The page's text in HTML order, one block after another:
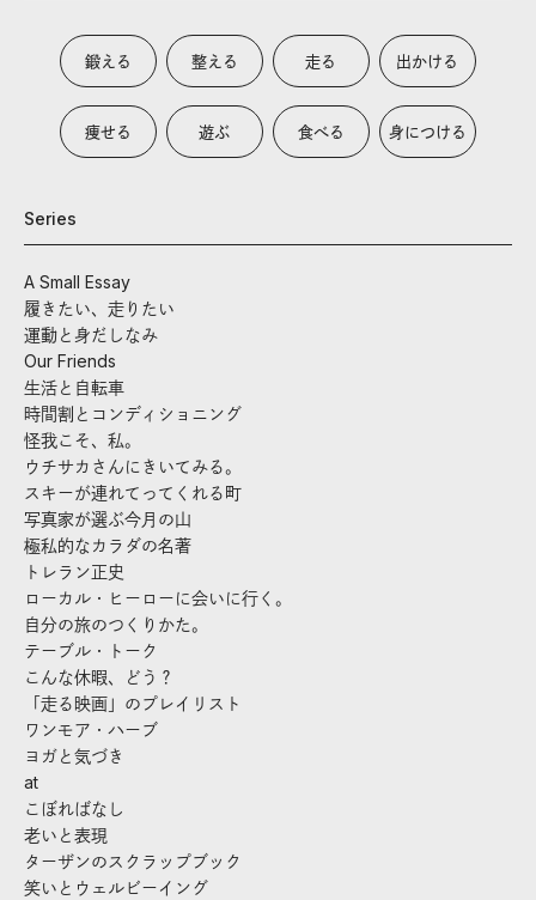
鍛える 整える 走る 出かける
痩せる 遊ぶ 食べる 身につける
Series
A Small Essay
履きたい、走りたい
運動と身だしなみ
Our Friends
生活と自転車
時間割とコンディショニング
怪我こそ、私。
ウチサカさんにきいてみる。
スキーが連れてってくれる町
写真家が選ぶ今月の山
極私的なカラダの名著
トレラン正史
ローカル・ヒーローに会いに行く。
自分の旅のつくりかた。
テーブル・トーク
こんな休暇、どう？
「走る映画」のプレイリスト
ワンモア・ハーブ
ヨガと気づき
at
こぼればなし
老いと表現
ターザンのスクラップブック
笑いとウェルビーイング